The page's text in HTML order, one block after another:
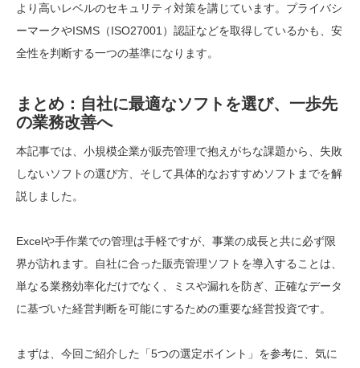
より高いレベルのセキュリティ対策を講じています。プライバシ
ーマークやISMS（ISO27001）認証などを取得しているかも、安
全性を判断する一つの基準になります。
まとめ：自社に最適なソフトを選び、一歩先
の業務改善へ
本記事では、小規模企業が販売管理で抱えがちな課題から、失敗
しないソフトの選び方、そして具体的なおすすめソフトまでを解
説しました。
Excelや手作業での管理は手軽ですが、事業の成長と共に必ず限
界が訪れます。自社に合った販売管理ソフトを導入することは、
単なる業務効率化だけでなく、ミスや漏れを防ぎ、正確なデータ
に基づいた経営判断を可能にするための重要な経営投資です。
まずは、今回ご紹介した「5つの選定ポイント」を参考に、気に